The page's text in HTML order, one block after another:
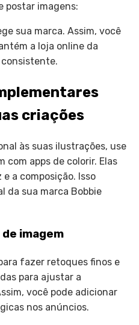
postar imagens:
sua marca. Assim, você
a loja online da
consistente.
criações
às suas ilustrações, use
com apps de colorir. Elas
a composição. Isso
da sua marca Bobbie
imagem
fazer retoques finos e
para ajustar a
você pode adicionar
nos anúncios.